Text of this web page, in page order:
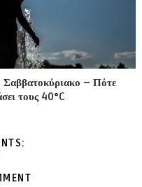
Σαββατοκύριακο – Πότε
τους 40°C